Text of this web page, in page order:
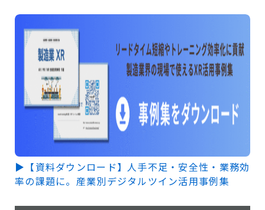
▶【資料ダウンロード】人手不足・安全性・業務効
率の課題に。産業別デジタルツイン活用事例集